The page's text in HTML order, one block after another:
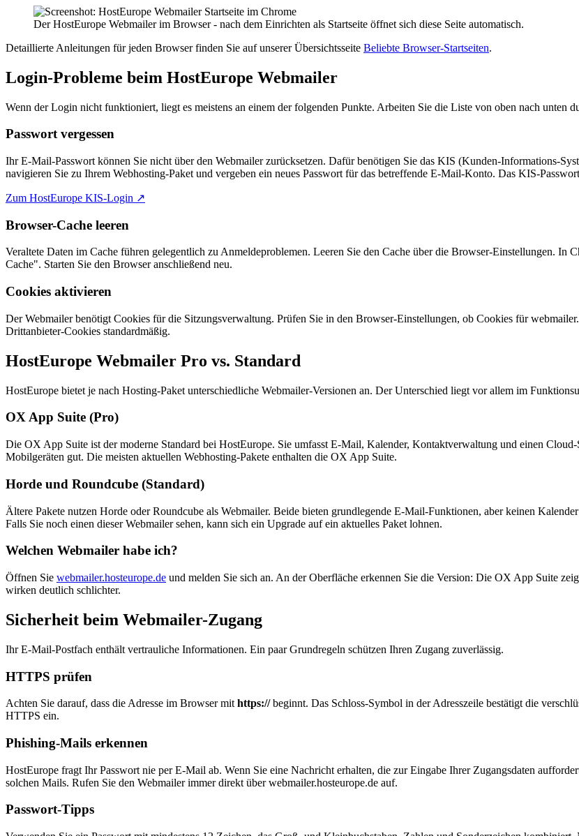
Der HostEurope Webmailer im Browser - nach dem Einrichten als Startseite öffnet sich diese Seite automatisch.
Detaillierte Anleitungen für jeden Browser finden Sie auf unserer Übersichtsseite Beliebte Browser-Startseiten.
Login-Probleme beim HostEurope Webmailer
Wenn der Login nicht funktioniert, liegt es meistens an einem der folgenden Punkte. Arbeiten Sie die Liste von oben nach unten
Passwort vergessen
Ihr E-Mail-Passwort können Sie nicht über den Webmailer zurücksetzen. Dafür benötigen Sie das KIS (Kunden-Informations-
navigieren Sie zu Ihrem Webhosting-Paket und vergeben ein neues Passwort für das betreffende E-Mail-Konto. Das KIS-
Zum HostEurope KIS-Login ↗
Browser-Cache leeren
Veraltete Daten im Cache führen gelegentlich zu Anmeldeproblemen. Leeren Sie den Cache über die Browser-Einstellungen. In
Cache". Starten Sie den Browser anschließend neu.
Cookies aktivieren
Der Webmailer benötigt Cookies für die Sitzungsverwaltung. Prüfen Sie in den Browser-Einstellungen, ob Cookies für
Drittanbieter-Cookies standardmäßig.
HostEurope Webmailer Pro vs. Standard
HostEurope bietet je nach Hosting-Paket unterschiedliche Webmailer-Versionen an. Der Unterschied liegt vor allem im
OX App Suite (Pro)
Die OX App Suite ist der moderne Standard bei HostEurope. Sie umfasst E-Mail, Kalender, Kontaktverwaltung und einen
Mobilgeräten gut. Die meisten aktuellen Webhosting-Pakete enthalten die OX App Suite.
Horde und Roundcube (Standard)
Ältere Pakete nutzen Horde oder Roundcube als Webmailer. Beide bieten grundlegende E-Mail-Funktionen, aber keinen
Falls Sie noch einen dieser Webmailer sehen, kann sich ein Upgrade auf ein aktuelles Paket lohnen.
Welchen Webmailer habe ich?
Öffnen Sie webmailer.hosteurope.de und melden Sie sich an. An der Oberfläche erkennen Sie die Version: Die OX App Suite
wirken deutlich schlichter.
Sicherheit beim Webmailer-Zugang
Ihr E-Mail-Postfach enthält vertrauliche Informationen. Ein paar Grundregeln schützen Ihren Zugang zuverlässig.
HTTPS prüfen
Achten Sie darauf, dass die Adresse im Browser mit https://beginnt. Das Schloss-Symbol in der Adresszeile bestätigt die
HTTPS ein.
Phishing-Mails erkennen
HostEurope fragt Ihr Passwort nie per E-Mail ab. Wenn Sie eine Nachricht erhalten, die zur Eingabe Ihrer Zugangsdaten
solchen Mails. Rufen Sie den Webmailer immer direkt über webmailer.hosteurope.de auf.
Passwort-Tipps